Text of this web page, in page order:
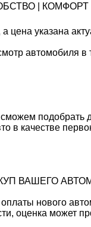
| КОМФОРТ
цена указана
автомобиля
подобрать
качестве
ВАШЕГО
нового
оценка может